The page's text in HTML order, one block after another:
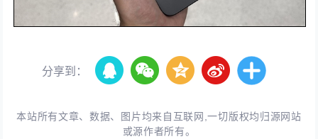
分享到：
本站所有文章、数据、图片均来自互联网,一切版权均归源网站
或源作者所有。